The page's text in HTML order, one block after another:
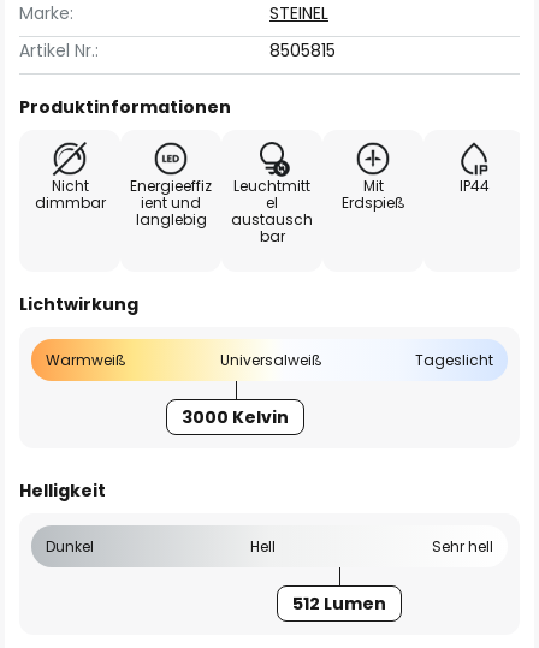
Marke:
STEINEL
Artikel Nr.:
8505815
Produktinformationen
Nicht
dimmbar
Energieeffiz
ient und
langlebig
Leuchtmitt
el
austausch
bar
Mit
Erdspieß
IP44
Lichtwirkung
Warmweiß Universalweiß Tageslicht
3000 Kelvin
Helligkeit
Dunkel Hell Sehr hell
512 Lumen